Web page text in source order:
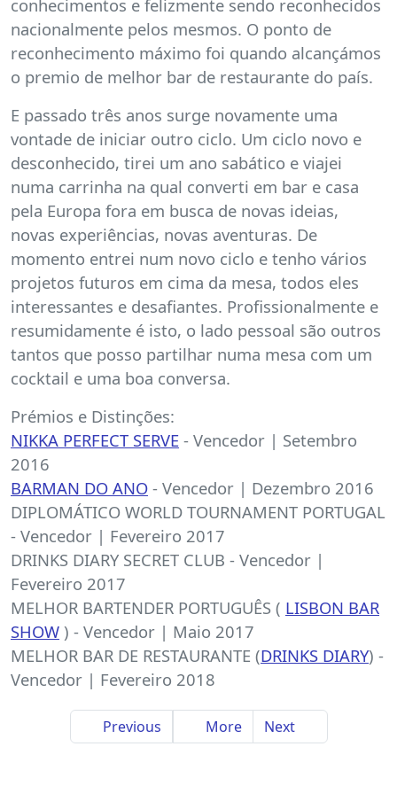
conhecimentos e felizmente sendo reconhecidos
nacionalmente pelos mesmos. O ponto de
reconhecimento máximo foi quando alcançámos
o premio de melhor bar de restaurante do país.
E passado três anos surge novamente uma
vontade de iniciar outro ciclo. Um ciclo novo e
desconhecido, tirei um ano sabático e viajei
numa carrinha na qual converti em bar e casa
pela Europa fora em busca de novas ideias,
novas experiências, novas aventuras. De
momento entrei num novo ciclo e tenho vários
projetos futuros em cima da mesa, todos eles
interessantes e desafiantes. Profissionalmente e
resumidamente é isto, o lado pessoal são outros
tantos que posso partilhar numa mesa com um
cocktail e uma boa conversa.
Prémios e Distinções:
NIKKA PERFECT SERVE - Vencedor | Setembro
2016
BARMAN DO ANO - Vencedor | Dezembro 2016
DIPLOMÁTICO WORLD TOURNAMENT PORTUGAL
- Vencedor | Fevereiro 2017
DRINKS DIARY SECRET CLUB - Vencedor |
Fevereiro 2017
MELHOR BARTENDER PORTUGUÊS ( LISBON BAR
SHOW ) - Vencedor | Maio 2017
MELHOR BAR DE RESTAURANTE (DRINKS DIARY) -
Vencedor | Fevereiro 2018
Previous More Next